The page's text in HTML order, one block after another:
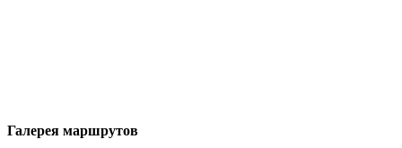
Галерея маршрутов